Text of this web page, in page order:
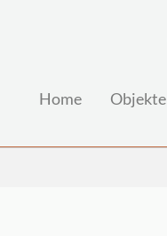
Home Objekte